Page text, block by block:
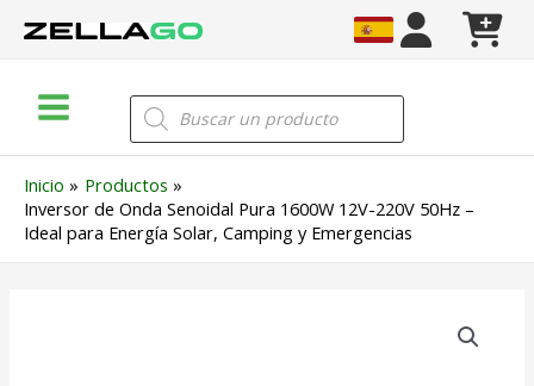
Menu
Búsqueda
de
productos
Inicio
Productos
Inversor de Onda Senoidal Pura 1600W 12V-220V 50Hz –
Ideal para Energía Solar, Camping y Emergencias